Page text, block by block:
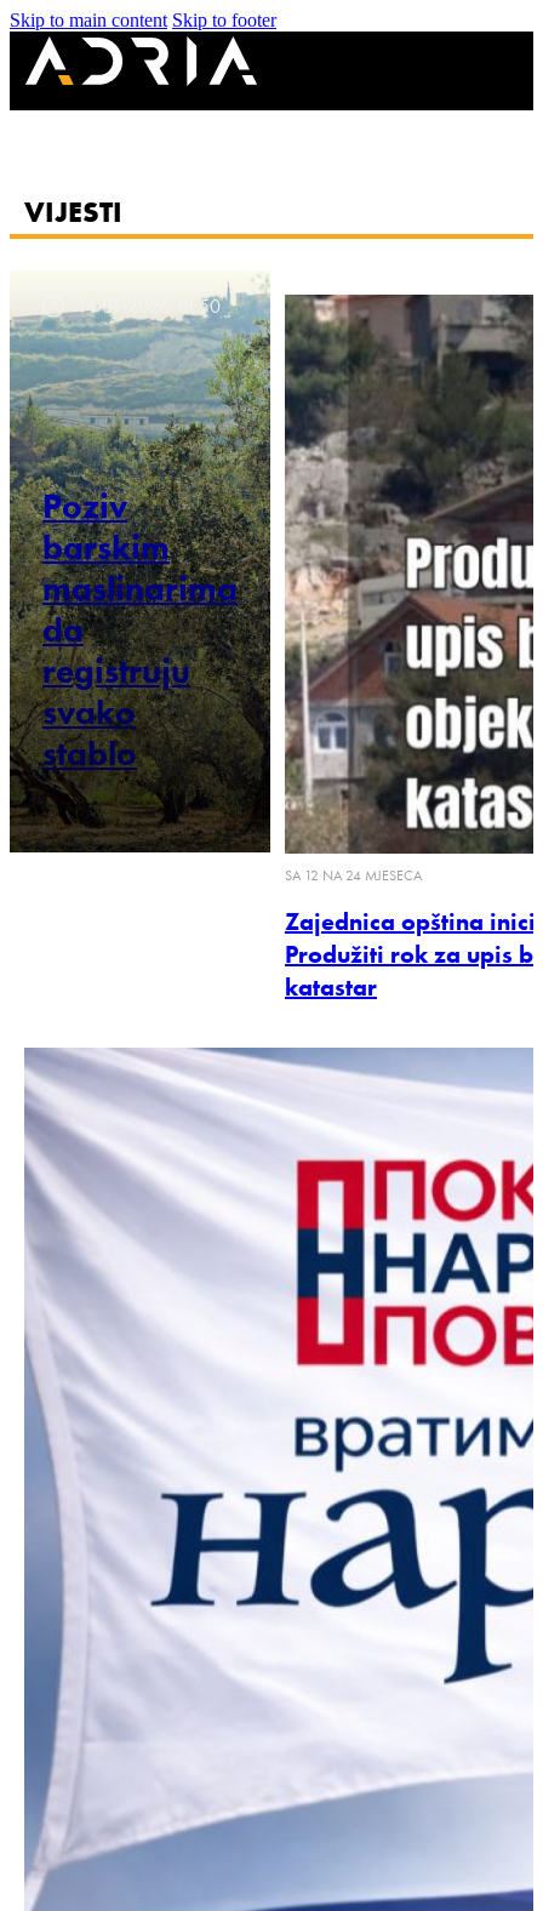
Skip to main content Skip to footer
VIJESTI
14-01-2026 18:50
Poziv
barskim
maslinarima
da
registruju
svako
stablo
SA 12 NA 24 MJESECA
Zajednica opština
Produžiti rok za upis
katastar